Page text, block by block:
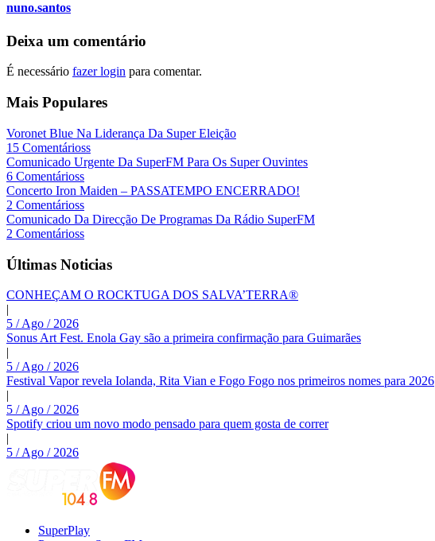
nuno.santos
Deixa um comentário
É necessário fazer login para comentar.
Mais Populares
Voronet Blue Na Liderança Da Super Eleição
15 Comentárioss
Comunicado Urgente Da SuperFM Para Os Super Ouvintes
6 Comentárioss
Concerto Iron Maiden – PASSATEMPO ENCERRADO!
2 Comentárioss
Comunicado Da Direcção De Programas Da Rádio SuperFM
2 Comentárioss
Últimas Noticias
CONHEÇAM O ROCKTUGA DOS SALVA’TERRA®
|
5 / Ago / 2026
Sonus Art Fest. Enola Gay são a primeira confirmação para Guimarães
|
5 / Ago / 2026
Festival Vapor revela Iolanda, Rita Vian e Fogo Fogo nos primeiros nomes para 2026
|
5 / Ago / 2026
Spotify criou um novo modo pensado para quem gosta de correr
|
5 / Ago / 2026
SuperPlay